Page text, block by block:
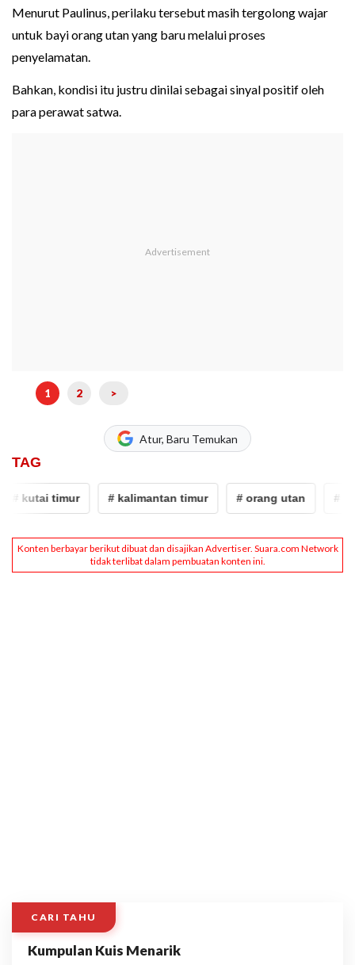
Menurut Paulinus, perilaku tersebut masih tergolong wajar
untuk bayi orang utan yang baru melalui proses
penyelamatan.
Bahkan, kondisi itu justru dinilai sebagai sinyal positif oleh
para perawat satwa.
1 2 >
Atur, Baru Temukan
TAG
kutai timur # kalimantan timur # orang utan #
CARI TAHU
Kumpulan Kuis Menarik